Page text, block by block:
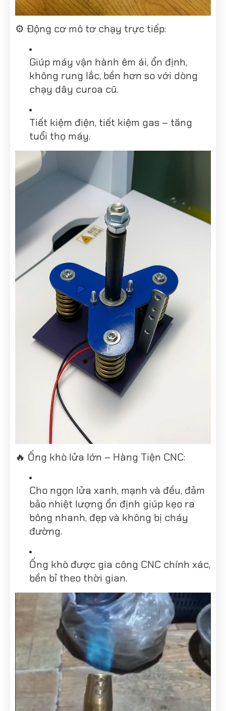
⚙️ Động cơ mô tơ chạy trực tiếp:
Giúp máy vận hành êm ái, ổn định,
không rung lắc, bền hơn so với dòng
chạy dây curoa cũ.
Tiết kiệm điện, tiết kiệm gas – tăng
tuổi thọ máy.
🔥 Ống khò lửa lớn – Hàng Tiện CNC:
Cho ngọn lửa xanh, mạnh và đều, đảm
bảo nhiệt lượng ổn định giúp kẹo ra
bông nhanh, đẹp và không bị cháy
đường.
Ống khò được gia công CNC chính xác,
bền bỉ theo thời gian.